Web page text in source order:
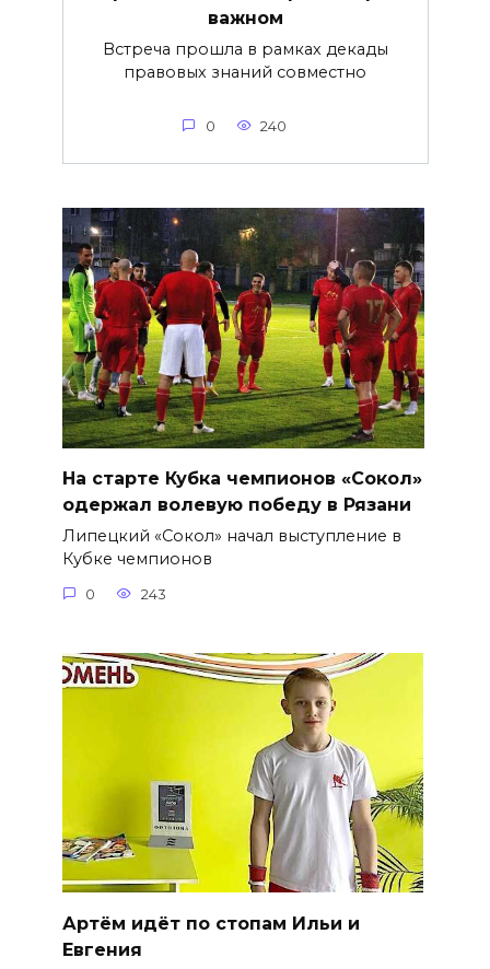
важнoм
Встреча прошла в рамках декады
правовых знаний совместно
0 240
На старте Кубка чемпионов «Сокол»
одержал волевую победу в Рязани
Липецкий «Сокол» начал выступление в
Кубке чемпионов
0 243
Артём идёт по стопам Ильи и
Евгения